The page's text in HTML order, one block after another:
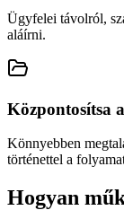
Ügyfelei távolról,
aláírni.
Központosítsa
Könnyebben
történettel a
Hogyan